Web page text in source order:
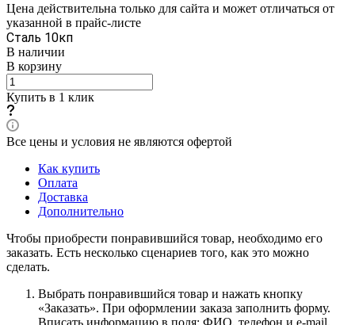
Цена действительна только для сайта и может отличаться от
указанной в прайс-листе
Сталь 10кп
В наличии
В корзину
Купить в 1 клик
Все цены и условия не являются офертой
Как купить
Оплата
Доставка
Дополнительно
Чтобы приобрести понравившийся товар, необходимо его
заказать. Есть несколько сценариев того, как это можно
сделать.
Выбрать понравившийся товар и нажать кнопку
«Заказать». При оформлении заказа заполнить форму.
Вписать информацию в поля: ФИО, телефон и e-mail.